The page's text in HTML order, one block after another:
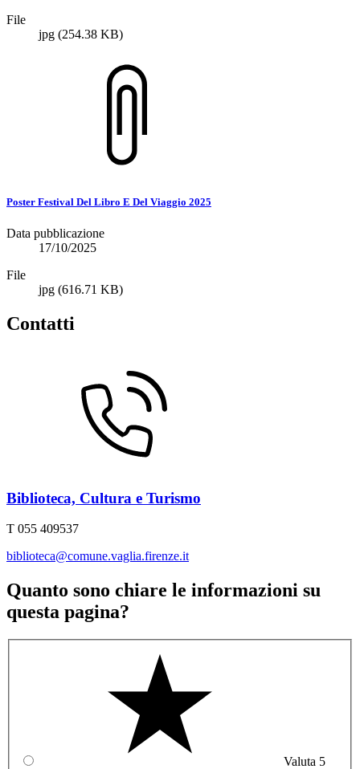
File
jpg (254.38 KB)
Poster Festival Del Libro E Del Viaggio 2025
Data pubblicazione
17/10/2025
File
jpg (616.71 KB)
Contatti
Biblioteca, Cultura e Turismo
T 055 409537
biblioteca@comune.vaglia.firenze.it
Quanto sono chiare le informazioni su
questa pagina?
Valuta 5